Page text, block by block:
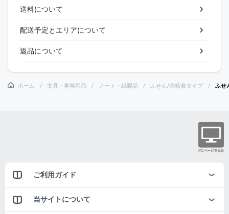
送料について
配送予定とエリアについて
返品について
ホーム 文具・事務用品 ノート・紙製品 ふせん/強粘着タイプ ふせ
ご利用ガイド
当サイトについて